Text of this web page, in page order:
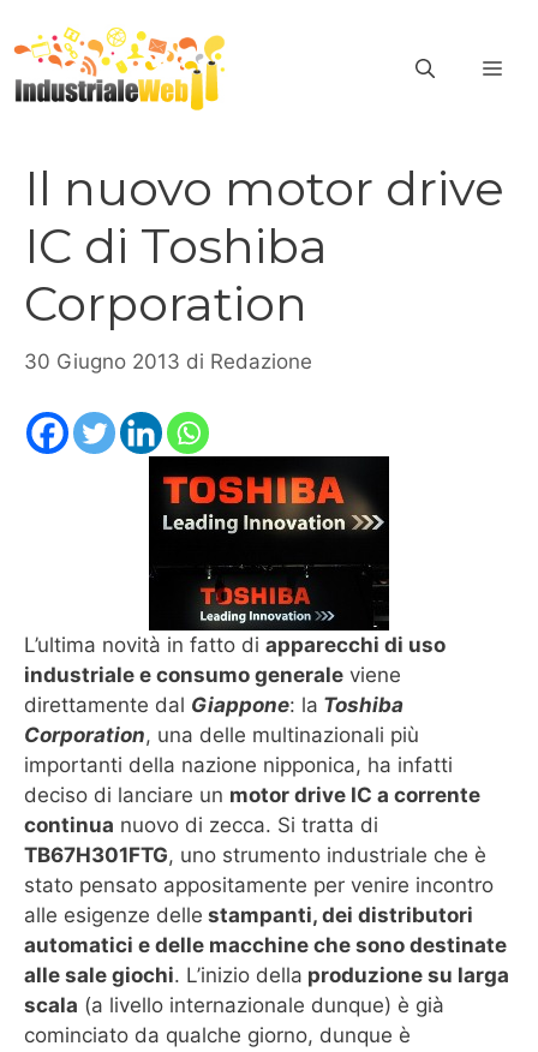
al
contenuto
Il nuovo motor drive
IC di Toshiba
Corporation
30 Giugno 2013 di Redazione
L’ultima novità in fatto di apparecchi di uso
industriale e consumo generale viene
direttamente dal Giappone: la Toshiba
Corporation, una delle multinazionali più
importanti della nazione nipponica, ha infatti
deciso di lanciare un motor drive IC a corrente
continua nuovo di zecca. Si tratta di
TB67H301FTG, uno strumento industriale che è
stato pensato appositamente per venire incontro
alle esigenze delle stampanti, dei distributori
automatici e delle macchine che sono destinate
alle sale giochi. L’inizio della produzione su larga
scala (a livello internazionale dunque) è già
cominciato da qualche giorno, dunque è